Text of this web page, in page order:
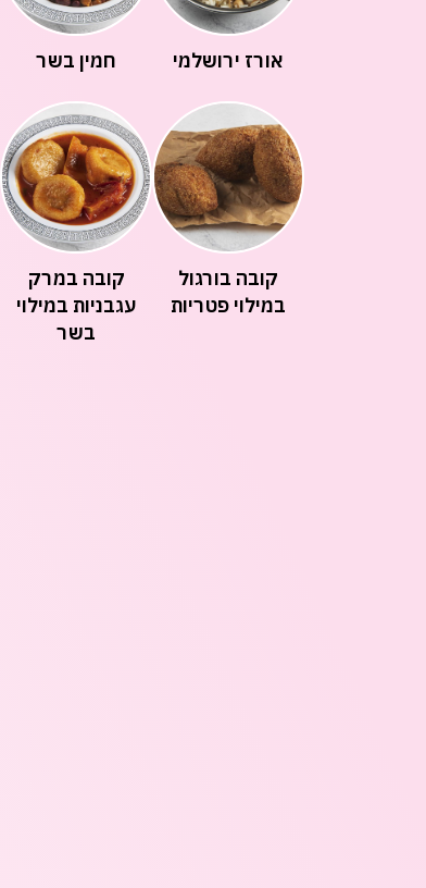
אורז ירושלמי חמין בשר
קובה בורגול
במילוי פטריות
קובה במרק
עגבניות במילוי
בשר